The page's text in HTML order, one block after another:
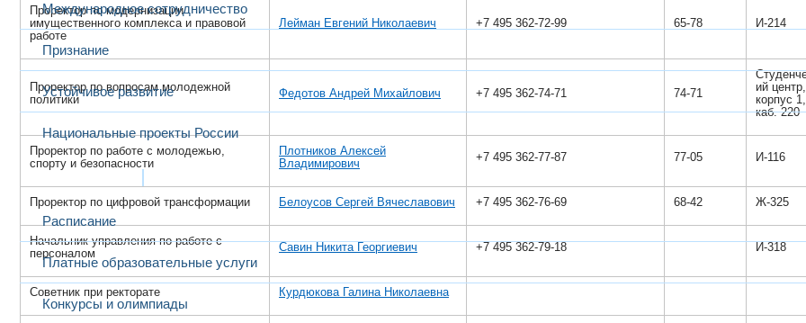
Международное сотрудничество
Признание
Устойчивое развитие
Национальные проекты России
Расписание
Платные образовательные услуги
Конкурсы и олимпиады
Проректор по модернизации
имущественного комплекса и правовой
работе
Лейман Евгений Николаевич +7 495 362-72-99 65-78 И-214
Проректор по вопросам молодежной
политики
Федотов Андрей Михайлович +7 495 362-74-71 74-71
ий центр,
корпус 1,
каб. 220
Проректор по работе с молодежью,
спорту и безопасности
Плотников Алексей
Владимирович
+7 495 362-77-87 77-05 И-116
Проректор по цифровой трансформации Белоусов Сергей Вячеславович +7 495 362-76-69 68-42 Ж-325
Начальник управления по работе с
персоналом
Савин Никита Георгиевич +7 495 362-79-18 И-318
Советник при ректорате Курдюкова Галина Николаевна